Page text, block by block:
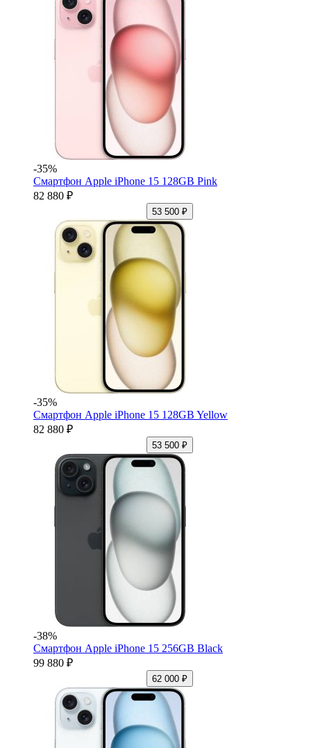
-35%
Смартфон Apple iPhone 15 128GB Pink
82 880 ₽
53 500 ₽
-35%
Смартфон Apple iPhone 15 128GB Yellow
82 880 ₽
53 500 ₽
-38%
Смартфон Apple iPhone 15 256GB Black
99 880 ₽
62 000 ₽